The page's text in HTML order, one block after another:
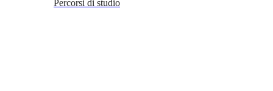
Percorsi di studio